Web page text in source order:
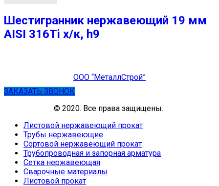
Шестигранник нержавеющий 19 мм
AISI 316Ti х/к, h9
ООО “МеталлСтрой”
ЗАКАЗАТЬ ЗВОНОК
© 2020. Все права защищены.
Листовой нержавеющий прокат
Трубы нержавеющие
Сортовой нержавеющий прокат
Трубопроводная и запорная арматура
Сетка нержавеющая
Сварочные материалы
Листовой прокат